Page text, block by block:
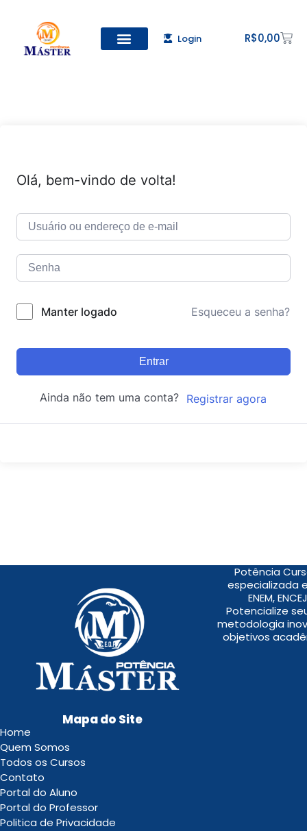
Login R$0,00
Olá, bem-vindo de volta!
Manter logado Esqueceu a senha?
Entrar
Ainda não tem uma conta? Registrar agora
Potência
especializada
ENEM,
Potencialize
metodologia
objetivos
Mapa do Site
Home
Quem Somos
Todos os Cursos
Contato
Portal do Aluno
Portal do Professor
Politica de Privacidade